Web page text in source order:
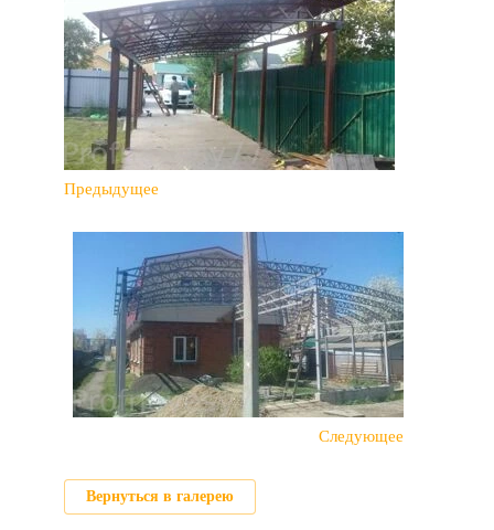
Предыдущее
Следующее
Вернуться в галерею